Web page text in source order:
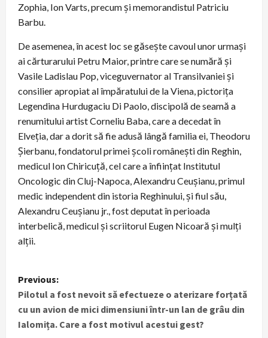
Zophia, Ion Varts, precum și memorandistul Patriciu
Barbu.
De asemenea, în acest loc se găsește cavoul unor urmași
ai cărturarului Petru Maior, printre care se numără și
Vasile Ladislau Pop, viceguvernator al Transilvaniei și
consilier apropiat al împăratului de la Viena, pictorița
Legendina Hurdugaciu Di Paolo, discipolă de seamă a
renumitului artist Corneliu Baba, care a decedat în
Elveția, dar a dorit să fie adusă lângă familia ei, Theodoru
Șierbanu, fondatorul primei școli românești din Reghin,
medicul Ion Chiricuță, cel care a înființat Institutul
Oncologic din Cluj-Napoca, Alexandru Ceușianu, primul
medic independent din istoria Reghinului, și fiul său,
Alexandru Ceușianu jr., fost deputat în perioada
interbelică, medicul și scriitorul Eugen Nicoară și mulți
alții.
P
o
s
Previous:
Pilotul a fost nevoit să efectueze o aterizare forțată
cu un avion de mici dimensiuni într-un lan de grâu din
Ialomița. Care a fost motivul acestui gest?